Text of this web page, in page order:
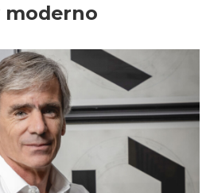
moderno